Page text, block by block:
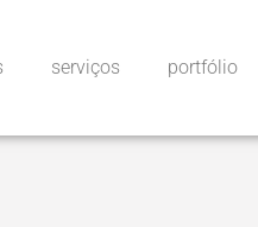
serviços portfólio